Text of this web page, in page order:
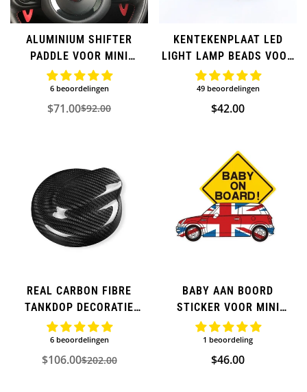
ALUMINIUM SHIFTER
PADDLE VOOR MINI
COOPER STUURWIEL - R-
SERIE
6 beoordelingen
Verkoopprijs
$71.00Normale
$92.00
KENTEKENPLAAT LED
LIGHT LAMP BEADS VOOR
MINI COOPER
49 beoordelingen
Normale
$42.00
REAL CARBON FIBRE
TANKDOP DECORATIE
COVER VOOR MINI
COOPER (EXTRA)
6 beoordelingen
Verkoopprijs
$106.00Normale
$202.00
BABY AAN BOORD
STICKER VOOR MINI
COOPER
1 beoordeling
Normale
$46.00
NO, I'M NOT